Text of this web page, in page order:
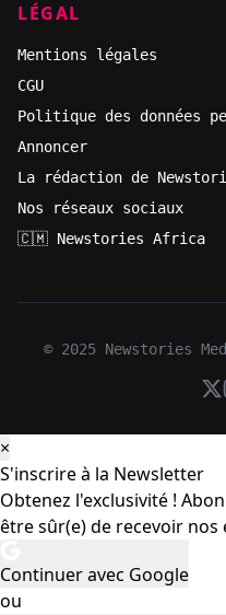
LÉGAL
Mentions légales
CGU
Politique des données
Annoncer
La rédaction de
Nos réseaux sociaux
🇨🇲 Newstories Africa
© 2025 Newstories
×
S'inscrire à la Newsletter
Obtenez l'exclusivité !
être sûr(e) de recevoir nos
Continuer avec Google
ou